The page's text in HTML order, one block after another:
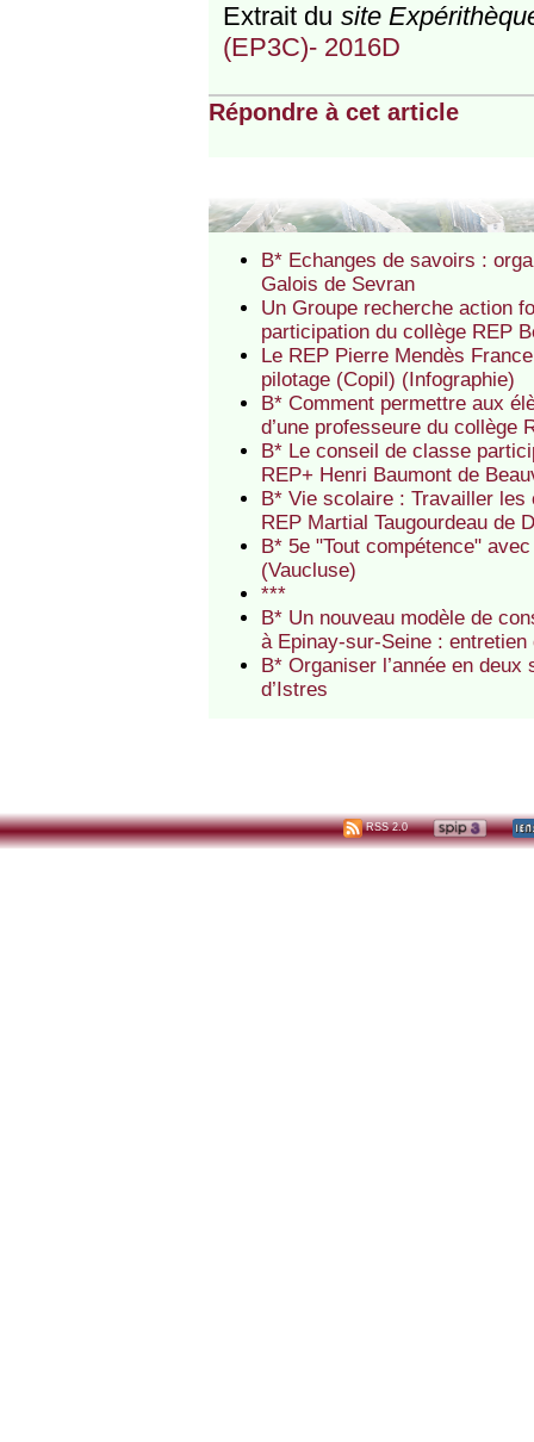
Extrait du site
(EP3C)- 2016D
Répondre à cet article
B* Echanges de savoirs :
Galois de Sevran
Un Groupe recherche action
participation du collège REP
Le REP Pierre Mendès
pilotage (Copil) (Infographie)
B* Comment permettre aux
d’une professeure du collège
B* Le conseil de classe
REP+ Henri Baumont de
B* Vie scolaire : Travailler
REP Martial Taugourdeau de
B* 5e "Tout compétence"
(Vaucluse)
***
B* Un nouveau modèle de
à Epinay-sur-Seine : entretien
B* Organiser l’année en
d’Istres
RSS 2.0